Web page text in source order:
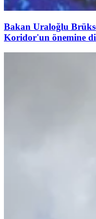
Bakan Uraloğlu
Koridor'un önemine